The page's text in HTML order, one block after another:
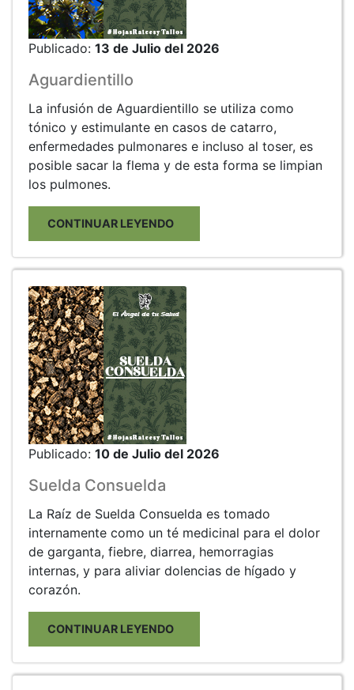
Publicado: 13 de Julio del 2026
Aguardientillo
La infusión de Aguardientillo se utiliza como
tónico y estimulante en casos de catarro,
enfermedades pulmonares e incluso al toser, es
posible sacar la flema y de esta forma se limpian
los pulmones.
CONTINUAR LEYENDO
Publicado: 10 de Julio del 2026
Suelda Consuelda
La Raíz de Suelda Consuelda es tomado
internamente como un té medicinal para el dolor
de garganta, fiebre, diarrea, hemorragias
internas, y para aliviar dolencias de hígado y
corazón.
CONTINUAR LEYENDO